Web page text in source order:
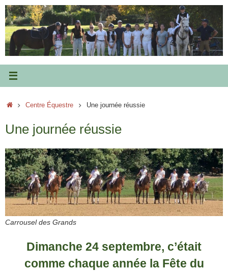
Passer
au
contenu
Accueil
Centre Équestre Une journée réussie
Une journée réussie
Carrousel des Grands
Dimanche 24 septembre, c’était
comme chaque année la Fête du